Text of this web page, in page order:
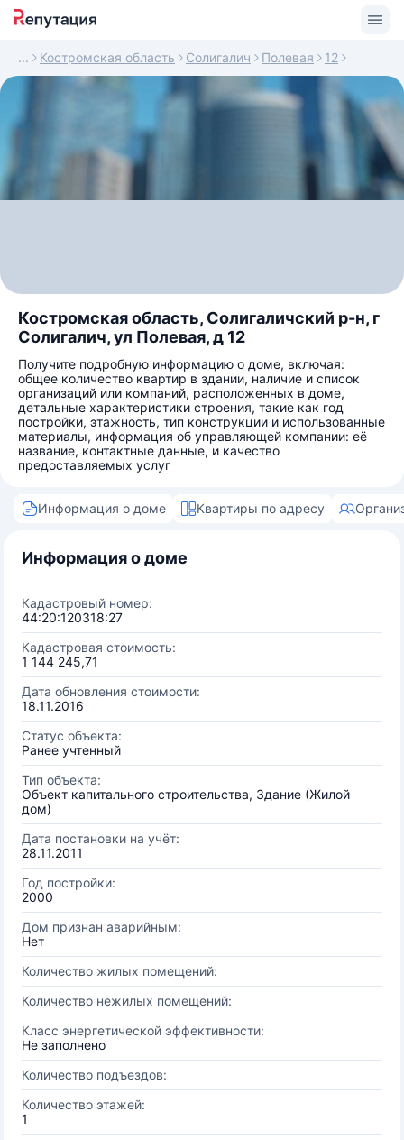
Костромская область Солигалич Полевая 12
Костромская область, Солигаличский р-н, г
Солигалич, ул Полевая, д 12
Получите подробную информацию о доме, включая:
общее количество квартир в здании, наличие и список
организаций или компаний, расположенных в доме,
детальные характеристики строения, такие как год
постройки, этажность, тип конструкции и использованные
материалы, информация об управляющей компании: её
название, контактные данные, и качество
предоставляемых услуг
Информация о доме Квартиры по адресу
Информация о доме
Кадастровый номер:
44:20:120318:27
Кадастровая стоимость:
1 144 245,71
Дата обновления стоимости:
18.11.2016
Статус объекта:
Ранее учтенный
Тип объекта:
Объект капитального строительства, Здание (Жилой
дом)
Дата постановки на учёт:
28.11.2011
Год постройки:
2000
Дом признан аварийным:
Нет
Количество жилых помещений:
Количество нежилых помещений:
Класс энергетической эффективности:
Не заполнено
Количество подъездов:
Количество этажей:
1